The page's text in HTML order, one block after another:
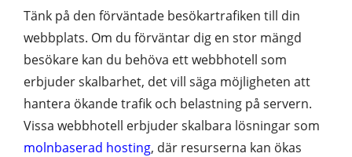
Tänk på den förväntade besökartrafiken till din
webbplats. Om du förväntar dig en stor mängd
besökare kan du behöva ett webbhotell som
erbjuder skalbarhet, det vill säga möjligheten att
hantera ökande trafik och belastning på servern.
Vissa webbhotell erbjuder skalbara lösningar som
molnbaserad hosting, där resurserna kan ökas